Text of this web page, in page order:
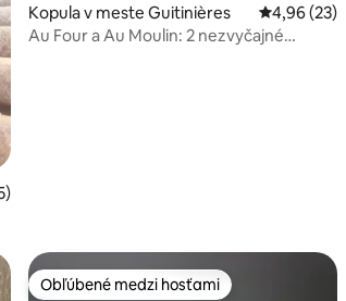
ohodnotenie 4,53 z 5, počet hodnotení: 15
Kopula v meste Guitinières Priemerné
4,96 (23)
Au Four a Au Moulin: 2 nezvyčajné
Obľúbené medzi hosťami
Obľúbené medzi hosťami